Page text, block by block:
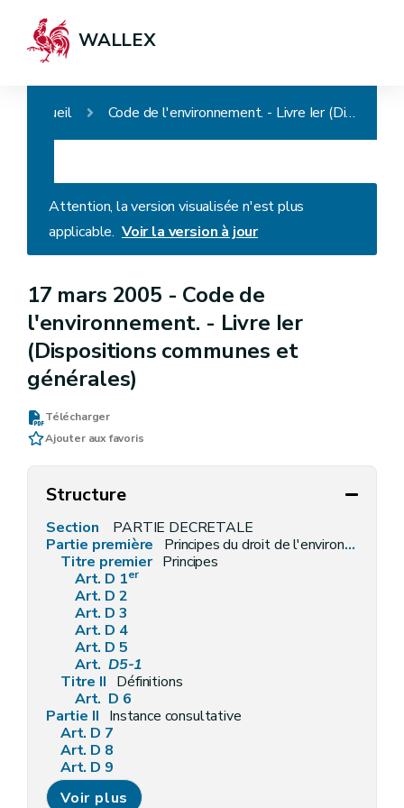
WALLEX
Accueil Code de l'environnement. - Livre Ier (Dispositions communes et générales)
Attention, la version visualisée n'est plus
applicable. Voir la version à jour
17 mars 2005 - Code de
l'environnement. - Livre Ier
(Dispositions communes et
générales)
Télécharger
Ajouter aux favoris
Structure
Section
PARTIE DECRETALE
Partie première
Principes du droit de l'environnement et définitions générales
Titre premier Principes
Art. D 1er
Art. D 2
Art. D 3
Art. D 4
Art. D 5
Art. D5-1
Titre II Définitions
Art. D 6
Partie II Instance consultative
Art. D 7
Art. D 8
Art. D 9
Partie III Information et sensibilisation en matière d'environnement
Titre premier
Voir plus